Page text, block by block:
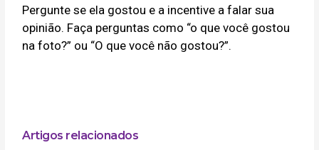
Pergunte se ela gostou e a incentive a falar sua
opinião. Faça perguntas como “o que você gostou
na foto?” ou “O que você não gostou?”.
Artigos relacionados